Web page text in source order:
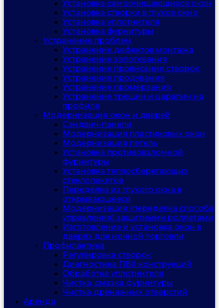
Установка самоочищающихся окон
Установка створки в глухое окно
Установка уплотнителя
Установка фурнитуры
Устранение проблем
Устранение дефектов монтажа
Устранение запотевания
Устранение провисания створок
Устранение продувания
Устранение промерзания
Устранение трещин и царапин на
профиле
Модернизация окон и дверей
Сэндвич-панели
Модернизация пластиковых окон
Модернизация петель
Установка противовзломной
фурнитуры
Установка теплосберегающих
стеклопакетов
Переделка из глухого окна в
открывающееся
Модернизация (переделка способа
управления) защитными роллетами
Изготовление и установка окон в
дверях для ночной торговли
Профилактика
Регулировка створок
Диагностика ПВХ конструкций
Обработка уплотнителя
Чистка, смазка фурнитуры
Чистка дренажных отверстий
Аренда